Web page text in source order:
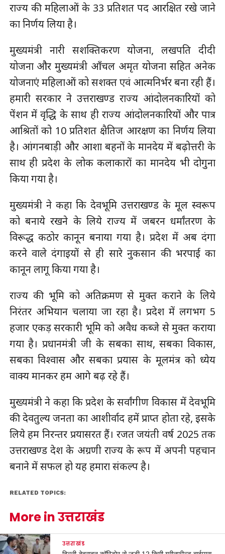
राज्य की महिलाओं के 33 प्रतिशत पद आरक्षित रखे जाने
का निर्णय लिया है।
मुख्यमंत्री नारी सशक्तिकरण योजना, लखपति दीदी
योजना और मुख्यमंत्री आँचल अमृत योजना सहित अनेक
योजनाएं महिलाओं को सशक्त एवं आत्मनिर्भर बना रही हैं।
हमारी सरकार ने उत्तराखण्ड राज्य आंदोलनकारियों को
पेंशन में वृद्धि के साथ ही राज्य आंदोलनकारियों और पात्र
आश्रितों को 10 प्रतिशत क्षैतिज आरक्षण का निर्णय लिया
है। आंगनबाड़ी और आशा बहनों के मानदेय में बढ़ोत्तरी के
साथ ही प्रदेश के लोक कलाकारों का मानदेय भी दोगुना
किया गया है।
मुख्यमंत्री ने कहा कि देवभूमि उत्तराखण्ड के मूल स्वरूप
को बनाये रखने के लिये राज्य में जबरन धर्मांतरण के
विरूद्ध कठोर कानून बनाया गया है। प्रदेश में अब दंगा
करने वाले दंगाइयों से ही सारे नुकसान की भरपाई का
कानून लागू किया गया है।
राज्य की भूमि को अतिक्रमण से मुक्त कराने के लिये
निरंतर अभियान चलाया जा रहा है। प्रदेश में लगभग 5
हजार एकड़ सरकारी भूमि को अवैध कब्जे से मुक्त कराया
गया है। प्रधानमंत्री जी के सबका साथ, सबका विकास,
सबका विश्वास और सबका प्रयास के मूलमंत्र को ध्येय
वाक्य मानकर हम आगे बढ़ रहे हैं।
मुख्यमंत्री ने कहा कि प्रदेश के सर्वांगीण विकास में देवभूमि
की देवतुल्य जनता का आशीर्वाद हमें प्राप्त होता रहे, इसके
लिये हम निरन्तर प्रयासरत हैं। रजत जयंती वर्ष 2025 तक
उत्तराखण्ड देश के अग्रणी राज्य के रूप में अपनी पहचान
बनाने में सफल हो यह हमारा संकल्प है।
RELATED TOPICS:
More in उत्तराखंड
उत्तराखंड